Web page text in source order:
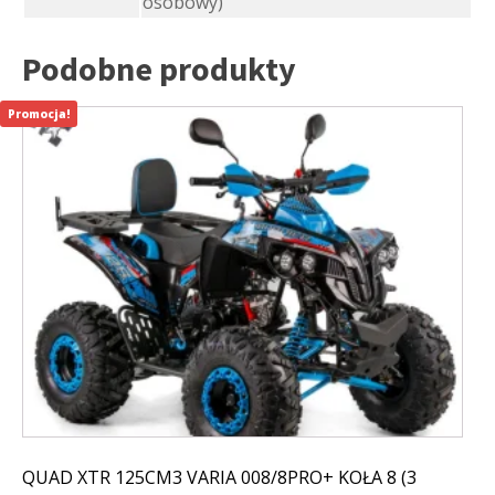
Podobne produkty
QUAD XTR 125CM3 VARIA 008/8PRO+ KOŁA 8 (3
Promocja!